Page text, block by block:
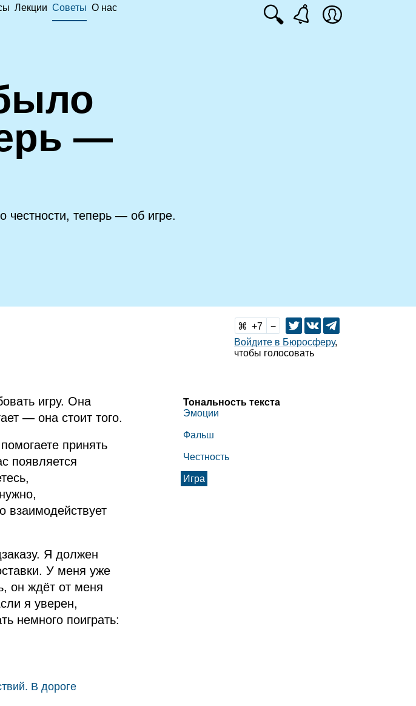
Лекции Советы О нас 🔍
—
теперь — об игре.
7
Войдите в Бюросферу,
чтобы голосовать
Тональность текста
Эмоции
Фальш
Честность
Игра
игру. Она
— она стоит того.
принять
появляется
взаимодействует
Я должен
У меня уже
он ждёт от меня
я уверен,
немного поиграть:
В дороге